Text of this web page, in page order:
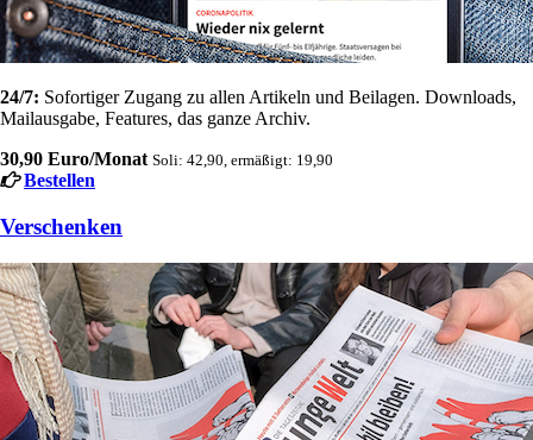
24/7: Sofortiger Zugang zu allen Artikeln und Beilagen. Downloads,
Mailausgabe, Features, das ganze Archiv.
30,90 Euro/Monat Soli: 42,90, ermäßigt: 19,90
Bestellen
Verschenken